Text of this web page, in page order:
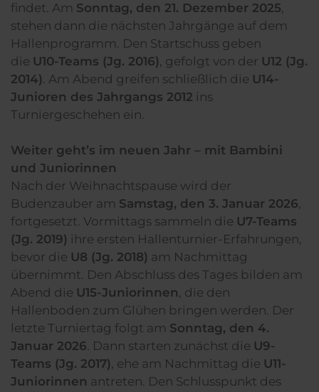
findet. Am Sonntag, den 21. Dezember 2025,
stehen dann die nächsten Jahrgänge auf dem
Hallenprogramm. Den Startschuss geben
die U10-Teams (Jg. 2016), gefolgt von der U12 (Jg.
2014). Am Abend greifen schließlich die U14-
Junioren des Jahrgangs 2012 ins
Turniergeschehen ein.
Weiter geht’s im neuen Jahr – mit Bambini
und Juniorinnen
Nach der Weihnachtspause wird der
Budenzauber am Samstag, den 3. Januar 2026,
fortgesetzt. Vormittags sammeln die U7-Teams
(Jg. 2019) ihre ersten Hallenturnier-Erfahrungen,
bevor die U8 (Jg. 2018) am Nachmittag
übernimmt. Den Abschluss des Tages bilden am
Abend die U15-Juniorinnen, die den
Hallenboden zum Glühen bringen werden. Der
letzte Turniertag folgt am Sonntag, den 4.
Januar 2026. Dann starten zunächst die U9-
Teams (Jg. 2017), ehe am Nachmittag die U11-
Juniorinnen antreten. Den Schlusspunkt des